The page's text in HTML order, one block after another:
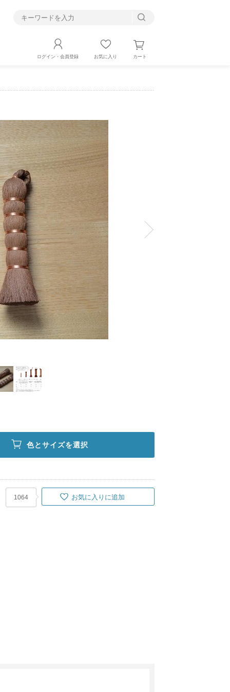
ログイン・会員登録 お気に入り カート
色とサイズを選択
1064 お気に入りに追加